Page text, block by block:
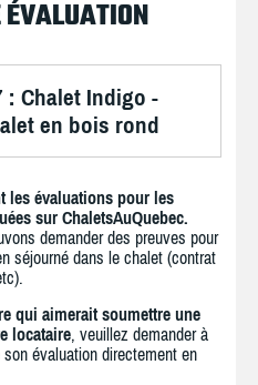
ÉVALUATION
: Chalet Indigo -
en bois rond
les évaluations pour les
sur ChaletsAuQuebec.
demander des preuves pour
séjourné dans le chalet (contrat
qui aimerait soumettre une
locataire, veuillez demander à
évaluation directement en